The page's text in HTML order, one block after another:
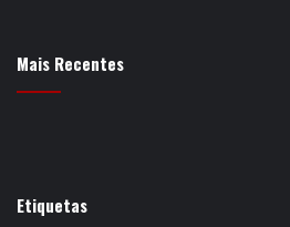
Mais Recentes
Etiquetas